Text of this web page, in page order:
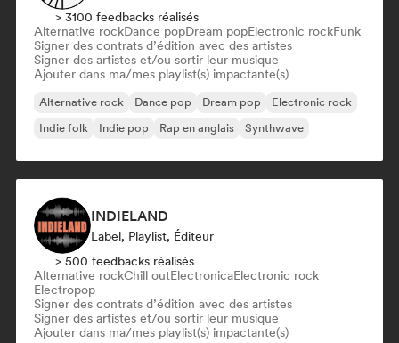
> 3100 feedbacks réalisés
Alternative rockDance popDream popElectronic rockFunk
Signer des contrats d’édition avec des artistes
Signer des artistes et/ou sortir leur musique
Ajouter dans ma/mes playlist(s) impactante(s)
Alternative rock Dance pop Dream pop
Electronic rock
Indie folk
Indie pop Rap en anglais Synthwave
INDIELAND
Label, Playlist, Éditeur
> 500 feedbacks réalisés
Alternative rockChill outElectronicaElectronic rock
Electropop
Signer des contrats d’édition avec des artistes
Signer des artistes et/ou sortir leur musique
Ajouter dans ma/mes playlist(s) impactante(s)